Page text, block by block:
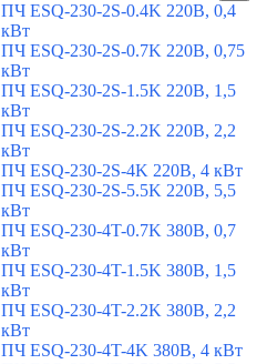
ПЧ ESQ-230-2S-0.4K 220В, 0,4
кВт
ПЧ ESQ-230-2S-0.7K 220В, 0,75
кВт
ПЧ ESQ-230-2S-1.5K 220В, 1,5
кВт
ПЧ ESQ-230-2S-2.2K 220В, 2,2
кВт
ПЧ ESQ-230-2S-4K 220В, 4 кВт
ПЧ ESQ-230-2S-5.5K 220В, 5,5
кВт
ПЧ ESQ-230-4T-0.7K 380В, 0,7
кВт
ПЧ ESQ-230-4T-1.5K 380В, 1,5
кВт
ПЧ ESQ-230-4T-2.2K 380В, 2,2
кВт
ПЧ ESQ-230-4T-4K 380В, 4 кВт